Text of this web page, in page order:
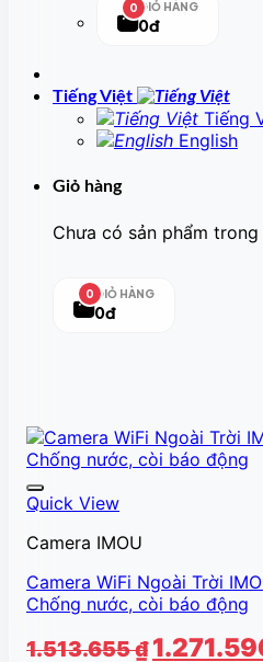
0 GIỎ HÀNG
0đ
Tiếng Việt
Tiếng
English
Giỏ hàng
Chưa có sản phẩm
0 GIỎ HÀNG
0đ
Quick View
Camera IMOU
Camera WiFi Ngoài Trời
Chống nước, còi báo động
1.513.655₫ Giá